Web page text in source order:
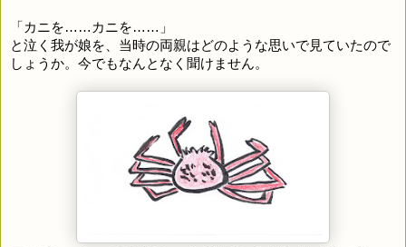
「カニを…… カニを…… 」
と泣く我が娘を、当時の両親はどのような思いで見ていたので
しょうか。今でもなんとなく聞けません。